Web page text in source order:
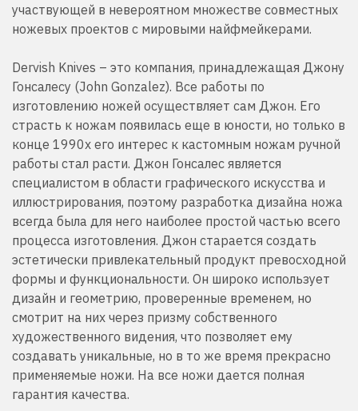
участвующей в невероятном множестве совместных
ножевых проектов с мировыми найфмейкерами.
Dervish Knives – это компания, принадлежащая Джону
Гонсалесу (John Gonzalez). Все работы по
изготовлению ножей осуществляет сам Джон. Его
страсть к ножам появилась еще в юности, но только в
конце 1990х его интерес к кастомным ножам ручной
работы стал расти. Джон Гонсалес является
специалистом в области графического искусства и
иллюстрирования, поэтому разработка дизайна ножа
всегда была для него наиболее простой частью всего
процесса изготовления. Джон старается создать
эстетически привлекательный продукт превосходной
формы и функциональности. Он широко использует
дизайн и геометрию, проверенные временем, но
смотрит на них через призму собственного
художественного видения, что позволяет ему
создавать уникальные, но в то же время прекрасно
применяемые ножи. На все ножи дается полная
гарантия качества.